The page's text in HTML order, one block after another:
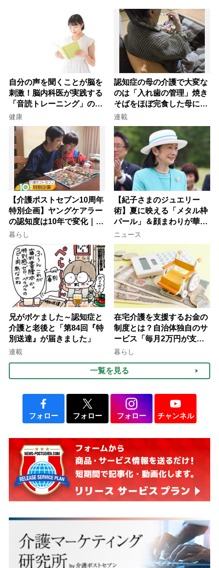
自分の声を聞くことが脳を
刺激！脳内科医が実践する
「音読トレーニング」の極
意
健康
認知症の母の介護で大変な
のは「入れ歯の管理」焼き
そばをほぼ完食した母に息
子が血の気が引いた理由
連載
【介護ポストセブン10周年
特別企画】ヤングケアラー
の認知度は10年で変化｜流
行語大賞にノミネート、法
律にも明記されたが果たし
て現在は？
暮らし
【紀子さまのジュエリー
術】夏に映える「メタル枠
パール」＆顔まわりが華や
ぐ「揺れる一粒」の使い分
け方
ニュース
兄がボケました～認知症と
介護と老後と「第84回『特
別送達』が届きました」
連載
在宅介護を支援するお金の
制度とは？自治体独自のサ
ービス「毎月2万円が支給
される」ケースも【FP解
暮らし
一覧を見る
フォロー フォロー フォロー チャンネル